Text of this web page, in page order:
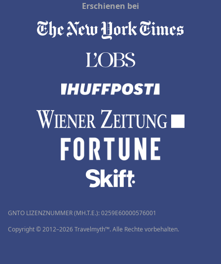
Erschienen bei
GNTO LIZENZNUMMER (MH.T.E.): 0259Ε60000576001
Copyright © 2012–2026 Travelmyth™. Alle Rechte vorbehalten.